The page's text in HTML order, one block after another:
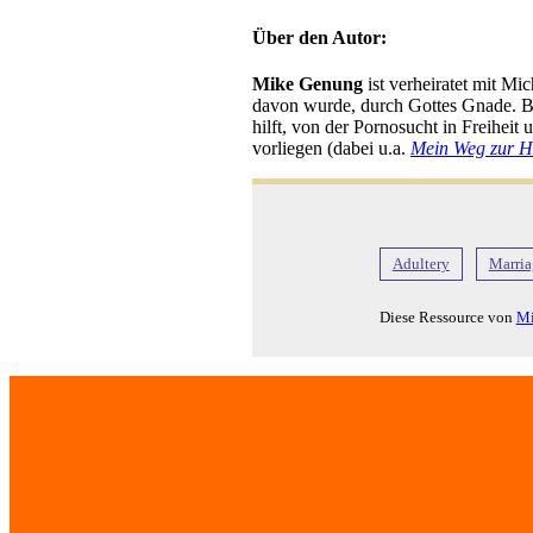
Über den Autor:
Mike Genung ist verheiratet mit
davon wurde, durch Gottes Gnade.
hilft, von der Pornosucht in Freiheit
vorliegen (dabei u.a. Mein Weg zur
Adultery
Diese Ressource von